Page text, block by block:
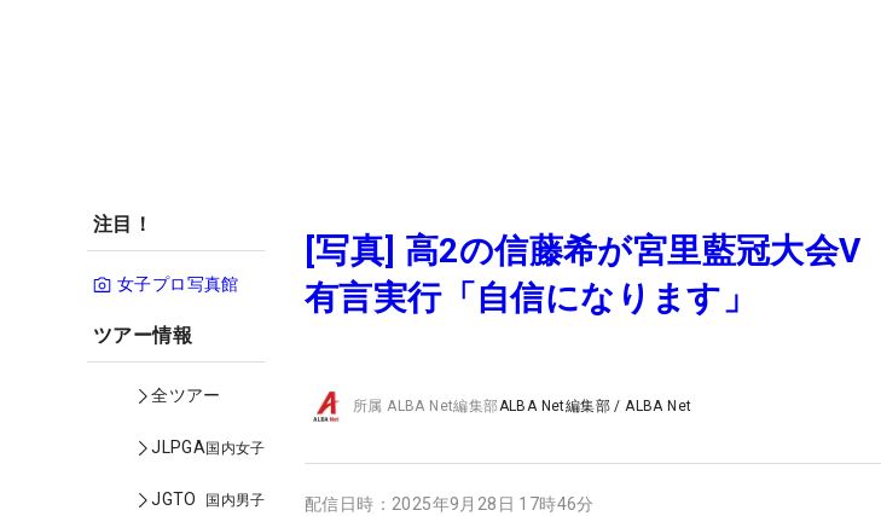
注目！
女子プロ写真館
ツアー情報
全ツアー
JLPGA国内女子
JGTO 国内男子
[写真] 高2の信藤希が宮里藍冠大会
有言実行「自信になります」
所属ALBA Net編集部ALBA Net編集部 /ALBA Net
配信日時： 2025年9月28日 17時46分